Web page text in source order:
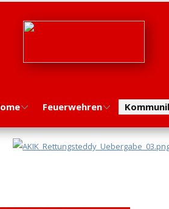
Feuerwehren